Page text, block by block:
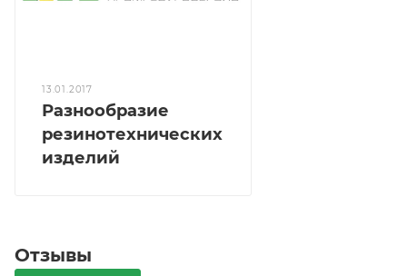
13.01.2017
Разнообразие
резинотехнических
изделий
Отзывы